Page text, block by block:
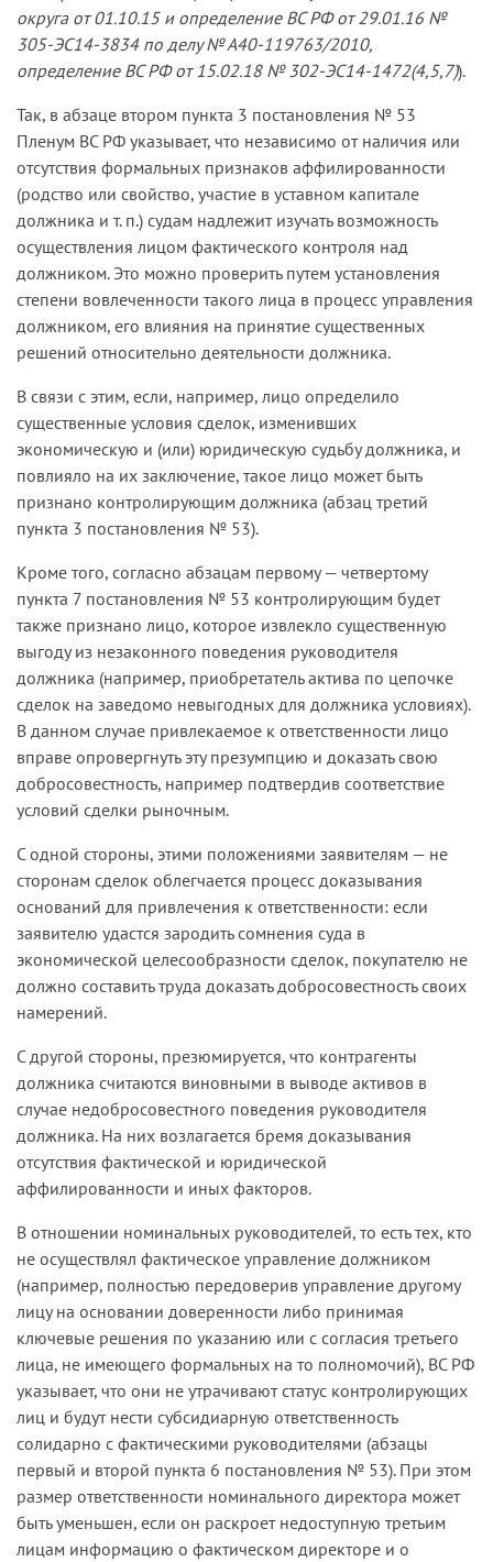
округа от 01.10.15 и определение ВС РФ от 29.01.16 №
305-ЭС14-3834 по делу № А40-119763/2010,
определение ВС РФ от 15.02.18 № 302-ЭС14-1472(4,5,7)).
Так, в абзаце втором пункта 3 постановления № 53
Пленум ВС РФ указывает, что независимо от наличия или
отсутствия формальных признаков аффилированности
(родство или свойство, участие в уставном капитале
должника и т. п.) судам надлежит изучать возможность
осуществления лицом фактического контроля над
должником. Это можно проверить путем установления
степени вовлеченности такого лица в процесс управления
должником, его влияния на принятие существенных
решений относительно деятельности должника.
В связи с этим, если, например, лицо определило
существенные условия сделок, изменивших
экономическую и (или) юридическую судьбу должника, и
повлияло на их заключение, такое лицо может быть
признано контролирующим должника (абзац третий
пункта 3 постановления № 53).
Кроме того, согласно абзацам первому — четвертому
пункта 7 постановления № 53 контролирующим будет
также признано лицо, которое извлекло существенную
выгоду из незаконного поведения руководителя
должника (например, приобретатель актива по цепочке
сделок на заведомо невыгодных для должника условиях).
В данном случае привлекаемое к ответственности лицо
вправе опровергнуть эту презумпцию и доказать свою
добросовестность, например подтвердив соответствие
условий сделки рыночным.
С одной стороны, этими положениями заявителям — не
сторонам сделок облегчается процесс доказывания
оснований для привлечения к ответственности: если
заявителю удастся зародить сомнения суда в
экономической целесообразности сделок, покупателю не
должно составить труда доказать добросовестность своих
намерений.
С другой стороны, презюмируется, что контрагенты
должника считаются виновными в выводе активов в
случае недобросовестного поведения руководителя
должника. На них возлагается бремя доказывания
отсутствия фактической и юридической
аффилированности и иных факторов.
В отношении номинальных руководителей, то есть тех, кто
не осуществлял фактическое управление должником
(например, полностью передоверив управление другому
лицу на основании доверенности либо принимая
ключевые решения по указанию или с согласия третьего
лица, не имеющего формальных на то полномочий), ВС РФ
указывает, что они не утрачивают статус контролирующих
лиц и будут нести субсидиарную ответственность
солидарно с фактическими руководителями (абзацы
первый и второй пункта 6 постановления № 53). При этом
размер ответственности номинального директора может
быть уменьшен, если он раскроет недоступную третьим
лицам информацию о фактическом директоре и о